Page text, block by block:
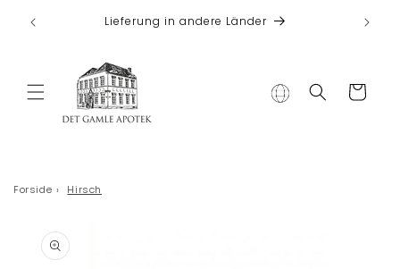
Inhalt
Lieferung in andere Länder
Warenkorb
Forside › Hirsch